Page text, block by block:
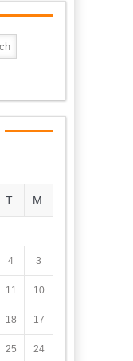
M
T
3
4
10
11
17
18
24
25